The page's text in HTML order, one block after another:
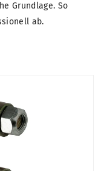
Grundlage. So
ab.